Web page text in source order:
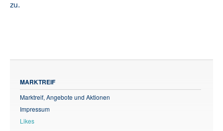
zu.
MARKTREIF
Marktreif, Angebote und Aktionen
Impressum
Likes